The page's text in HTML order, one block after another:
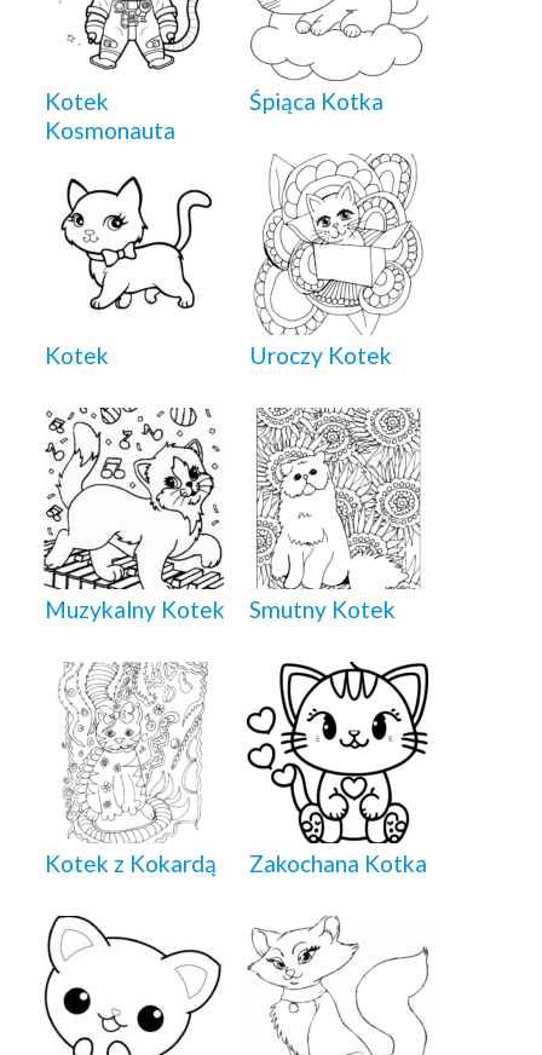
Kotek
Kosmonauta
Śpiąca Kotka
Kotek Uroczy Kotek
Muzykalny Kotek Smutny Kotek
Kotek z Kokardą Zakochana Kotka